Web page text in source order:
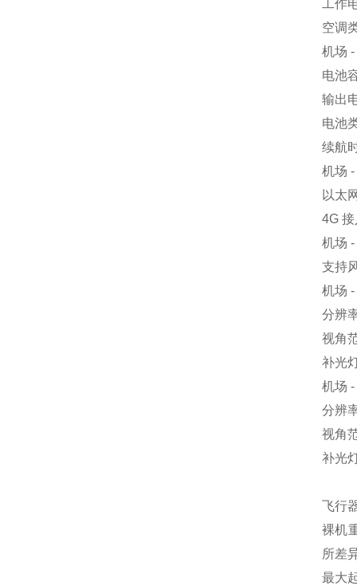
工作
空调
机场
电池
输出
电池
续航
机场
以太
4G
机场
支持
机场
分辨
视角
补光
机场
分辨
视角
补光
飞行
裸机
所差
最大